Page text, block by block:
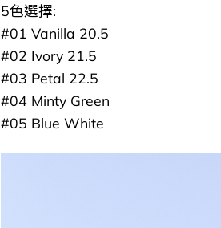
5色選擇:
#01 Vanilla 20.5
#02 Ivory 21.5
#03 Petal 22.5
#04 Minty Green
#05 Blue White